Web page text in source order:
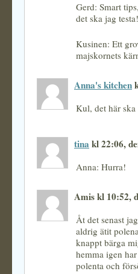
Gerd: Smart
det ska jag testa!
Kusinen: Ett
majskornets
Anna's kitchen
Kul, det här
tina kl 22:06,
Anna: Hurra!
Amis kl 10:52,
Åt det senast
aldrig ätit
knappt bärga
hemma igen
polenta och